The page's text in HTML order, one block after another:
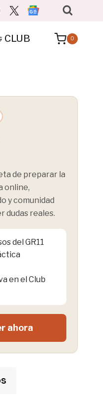
CLUB 0
de preparar la
online,
y comunidad
dudas reales.
del GR11
en el Club
ahora